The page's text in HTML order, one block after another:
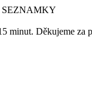
minut. Děkujeme za